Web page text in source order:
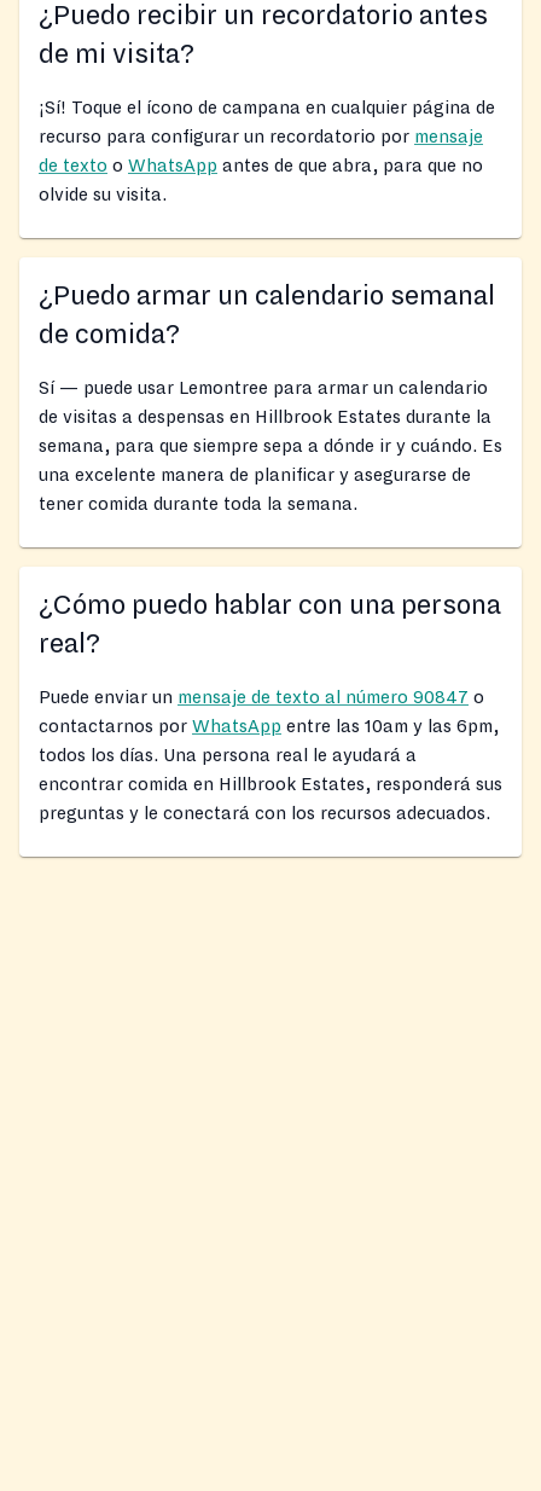
¿Puedo recibir un recordatorio antes
de mi visita?
¡Sí! Toque el ícono de campana en cualquier página de
recurso para configurar un recordatorio por mensaje
de texto o WhatsApp antes de que abra, para que no
olvide su visita.
¿Puedo armar un calendario semanal
de comida?
Sí — puede usar Lemontree para armar un calendario
de visitas a despensas en Hillbrook Estates durante la
semana, para que siempre sepa a dónde ir y cuándo. Es
una excelente manera de planificar y asegurarse de
tener comida durante toda la semana.
¿Cómo puedo hablar con una persona
real?
Puede enviar un mensaje de texto al número 90847 o
contactarnos por WhatsApp entre las 10am y las 6pm,
todos los días. Una persona real le ayudará a
encontrar comida en Hillbrook Estates, responderá sus
preguntas y le conectará con los recursos adecuados.